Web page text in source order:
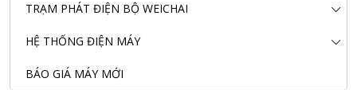
TRẠM PHÁT ĐIỆN BỘ WEICHAI
HỆ THỐNG ĐIỆN MÁY
BÁO GIÁ MÁY MỚI